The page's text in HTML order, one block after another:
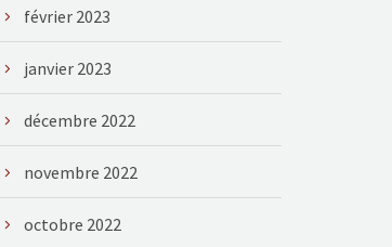
février 2023
janvier 2023
décembre 2022
novembre 2022
octobre 2022